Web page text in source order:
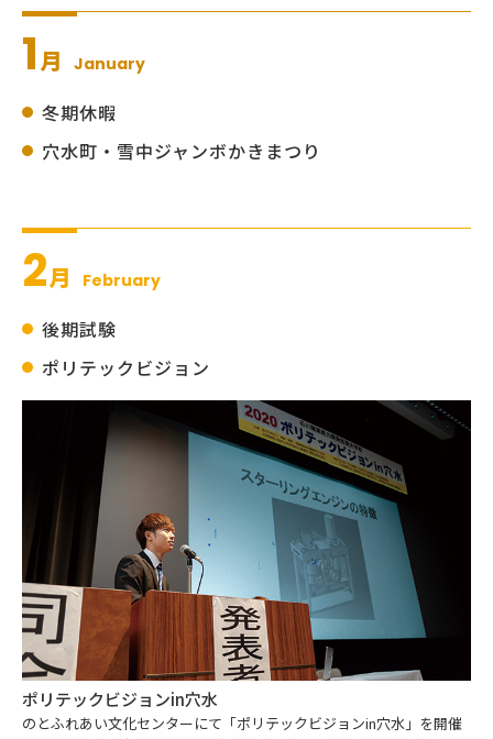
1月 January
冬期休暇
穴水町・雪中ジャンボかきまつり
2月 February
後期試験
ポリテックビジョン
ポリテックビジョンin穴水
のとふれあい文化センターにて「ポリテックビジョンin穴水」を開催